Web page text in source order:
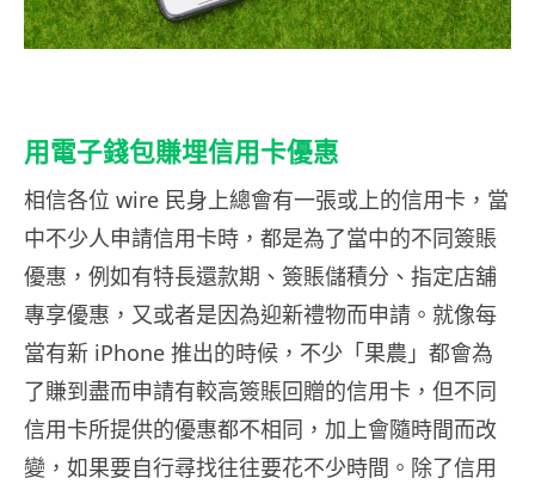
用電子錢包賺埋信用卡優惠
相信各位 wire 民身上總會有一張或上的信用卡，當
中不少人申請信用卡時，都是為了當中的不同簽賬
優惠，例如有特長還款期、簽賬儲積分、指定店舖
專享優惠，又或者是因為迎新禮物而申請。就像每
當有新 iPhone 推出的時候，不少「果農」都會為
了賺到盡而申請有較高簽賬回贈的信用卡，但不同
信用卡所提供的優惠都不相同，加上會隨時間而改
變，如果要自行尋找往往要花不少時間。除了信用